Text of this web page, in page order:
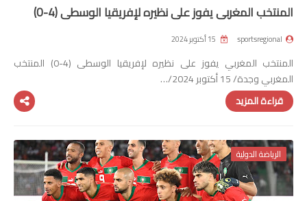
المنتخب المغربي يفوز على نظيره لإفريقيا الوسطى (4-0)
sportsregional
المنتخب المغربي يفوز على نظيره لإفريقيا الوسطى (4-0) المنتخب
المغربي وجدة/ 15 أكتوبر 2024/…
قراءة المزيد
الرياضة الدولية